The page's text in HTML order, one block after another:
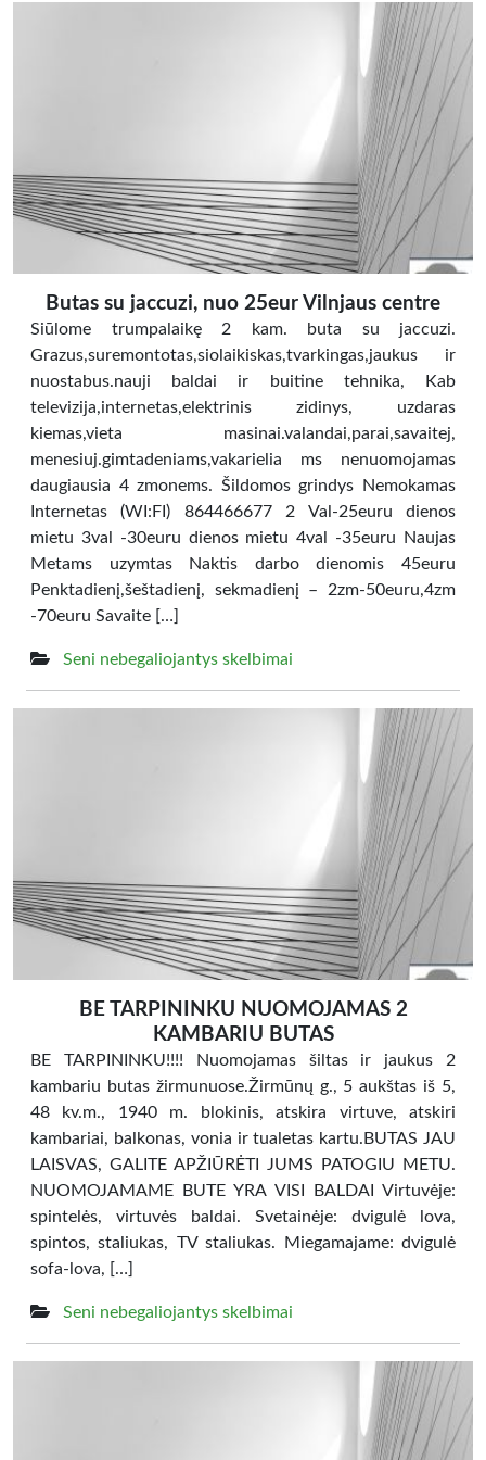
Butas su jaccuzi, nuo 25eur Vilnjaus centre
Siūlome trumpalaikę 2 kam. buta su jaccuzi.
Grazus,suremontotas,siolaikiskas,tvarkingas,jaukus ir
nuostabus.nauji baldai ir buitine tehnika, Kab
televizija,internetas,elektrinis zidinys, uzdaras
kiemas,vieta masinai.valandai,parai,savaitej,
menesiuj.gimtadeniams,vakarielia ms nenuomojamas
daugiausia 4 zmonems. Šildomos grindys Nemokamas
Internetas (WI:FI) 864466677 2 Val-25euru dienos
mietu 3val -30euru dienos mietu 4val -35euru Naujas
Metams uzymtas Naktis darbo dienomis 45euru
Penktadienį,šeštadienį, sekmadienį – 2zm-50euru,4zm
-70euru Savaite […]
Seni nebegaliojantys skelbimai
BE TARPININKU NUOMOJAMAS 2
KAMBARIU BUTAS
BE TARPININKU!!!! Nuomojamas šiltas ir jaukus 2
kambariu butas žirmunuose.Žirmūnų g., 5 aukštas iš 5,
48 kv.m., 1940 m. blokinis, atskira virtuve, atskiri
kambariai, balkonas, vonia ir tualetas kartu.BUTAS JAU
LAISVAS, GALITE APŽIŪRĖTI JUMS PATOGIU METU.
NUOMOJAMAME BUTE YRA VISI BALDAI Virtuvėje:
spintelės, virtuvės baldai. Svetainėje: dvigulė lova,
spintos, staliukas, TV staliukas. Miegamajame: dvigulė
sofa-lova, […]
Seni nebegaliojantys skelbimai